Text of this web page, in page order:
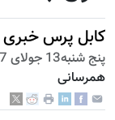
کابل پرس خبری
پنج شنبه13 جولای 2017
همرسانی